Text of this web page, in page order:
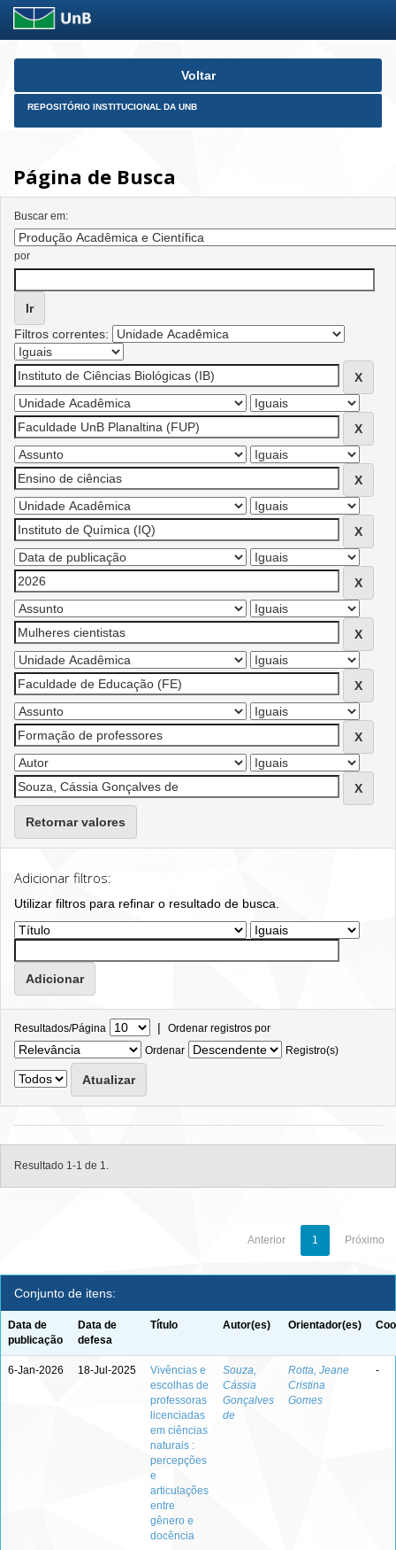
Skip
Voltar
REPOSITÓRIO INSTITUCIONAL DA UNB
Página de Busca
Buscar em:
por
Filtros correntes:
Retornar valores
Adicionar filtros:
Utilizar filtros para refinar o resultado de busca.
Resultados/Página | Ordenar registros por
Ordenar
Registro(s)
Resultado 1-1 de 1.
Anterior 1 Próximo
Conjunto de itens:
Data de
publicação
Data de
defesa
Título Autor(es) Orientador(es)
6-Jan-2026 18-Jul-2025
Vivências e
escolhas de
professoras
licenciadas
em ciências
naturais :
percepções
e
articulações
entre
gênero e
docência
Souza,
Cássia
Gonçalves
de
Rotta, Jeane
Cristina
Gomes
-